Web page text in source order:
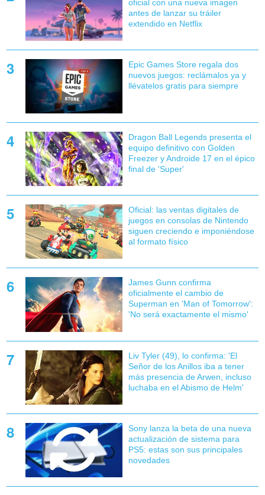
oficial con una nueva imagen
antes de lanzar su tráiler
extendido en Netflix
Epic Games Store regala dos
nuevos juegos: reclámalos ya y
llévatelos gratis para siempre
Dragon Ball Legends presenta el
equipo definitivo con Golden
Freezer y Androide 17 en el épico
final de 'Super'
Oficial: las ventas digitales de
juegos en consolas de Nintendo
siguen creciendo e imponiéndose
al formato físico
James Gunn confirma
oficialmente el cambio de
Superman en 'Man of Tomorrow':
'No será exactamente el mismo'
Liv Tyler (49), lo confirma: 'El
Señor de los Anillos iba a tener
más presencia de Arwen, incluso
luchaba en el Abismo de Helm'
Sony lanza la beta de una nueva
actualización de sistema para
PS5: estas son sus principales
novedades